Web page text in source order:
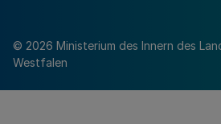
© 2026 Ministerium des Innern des
Westfalen